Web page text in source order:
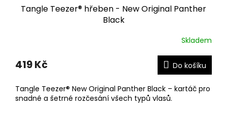
Tangle Teezer® hřeben - New Original Panther
Black
Skladem
419 Kč Do košíku
Tangle Teezer® New Original Panther Black – kartáč pro
snadné a šetrné rozčesání všech typů vlasů.